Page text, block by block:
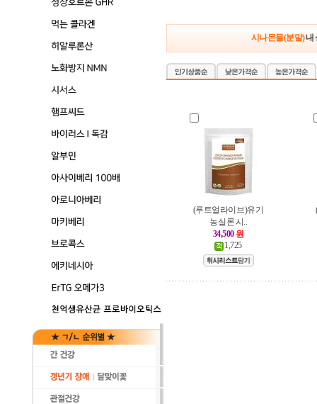
시나몬물(분말)내
(루트얼라이브)유기
농 실론 시..
34,500 원
1,725